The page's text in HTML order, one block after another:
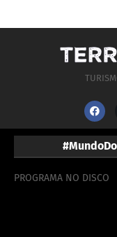
PROGRAMA NO DISCO